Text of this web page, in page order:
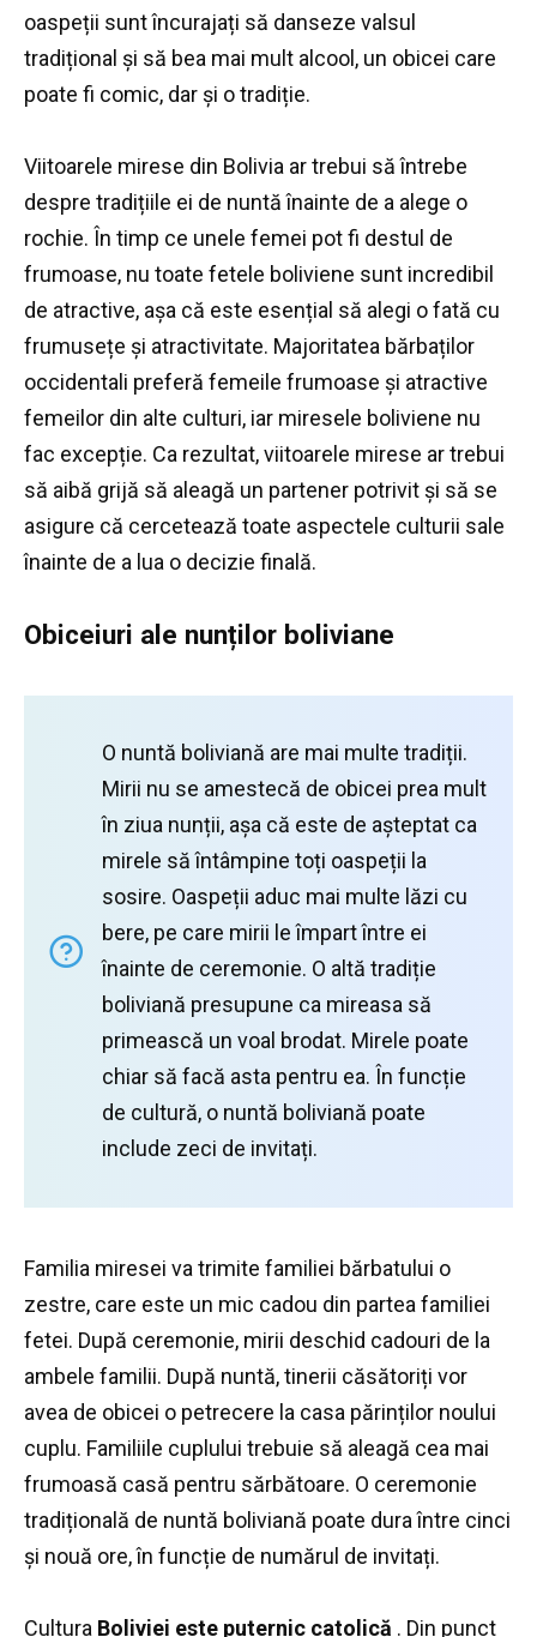
oaspeții sunt încurajați să danseze valsul
tradițional și să bea mai mult alcool, un obicei care
poate fi comic, dar și o tradiție.
Viitoarele mirese din Bolivia ar trebui să întrebe
despre tradițiile ei de nuntă înainte de a alege o
rochie. În timp ce unele femei pot fi destul de
frumoase, nu toate fetele boliviene sunt incredibil
de atractive, așa că este esențial să alegi o fată cu
frumusețe și atractivitate. Majoritatea bărbaților
occidentali preferă femeile frumoase și atractive
femeilor din alte culturi, iar miresele boliviene nu
fac excepție. Ca rezultat, viitoarele mirese ar trebui
să aibă grijă să aleagă un partener potrivit și să se
asigure că cercetează toate aspectele culturii sale
înainte de a lua o decizie finală.
Obiceiuri ale nunților boliviane
O nuntă boliviană are mai multe tradiții.
Mirii nu se amestecă de obicei prea mult
în ziua nunții, așa că este de așteptat ca
mirele să întâmpine toți oaspeții la
sosire. Oaspeții aduc mai multe lăzi cu
bere, pe care mirii le împart între ei
înainte de ceremonie. O altă tradiție
boliviană presupune ca mireasa să
primească un voal brodat. Mirele poate
chiar să facă asta pentru ea. În funcție
de cultură, o nuntă boliviană poate
include zeci de invitați.
Familia miresei va trimite familiei bărbatului o
zestre, care este un mic cadou din partea familiei
fetei. După ceremonie, mirii deschid cadouri de la
ambele familii. După nuntă, tinerii căsătoriți vor
avea de obicei o petrecere la casa părinților noului
cuplu. Familiile cuplului trebuie să aleagă cea mai
frumoasă casă pentru sărbătoare. O ceremonie
tradițională de nuntă boliviană poate dura între cinci
și nouă ore, în funcție de numărul de invitați.
Cultura Boliviei este puternic catolică . Din punct